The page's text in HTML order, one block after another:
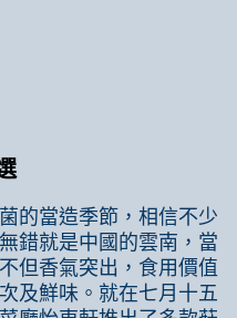
的當造季節，相信不少
錯就是中國的雲南，當
但香氣突出，食用價值
及鮮味。就在七月十五